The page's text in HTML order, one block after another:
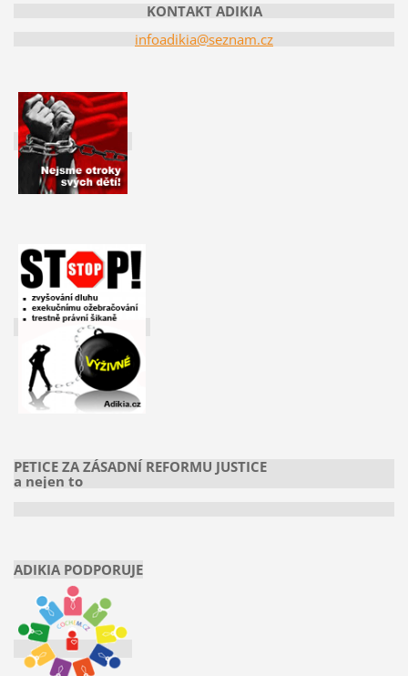
KONTAKT ADIKIA
infoadikia@seznam.cz
PETICE ZA ZÁSADNÍ REFORMU JUSTICE
a nejen to
ADIKIA PODPORUJE